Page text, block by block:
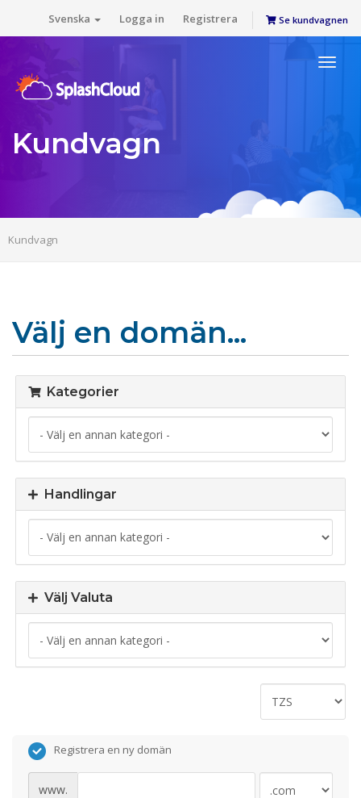
Svenska Logga in Registrera Se kundvagnen
Kundvagn
Kundvagn
Välj en domän...
Kategorier
Handlingar
Välj Valuta
Registrera en ny domän
www.